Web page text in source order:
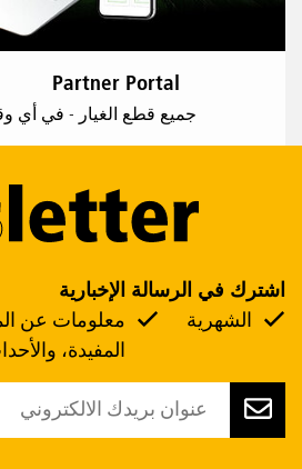
Partner Portal
جميع قطع الغيار - في أي
اشترك في الرسالة الإخبارية
الشهرية
معلومات عن
المفيدة،